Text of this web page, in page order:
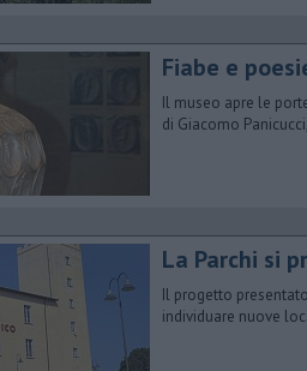
Fiabe e
Il museo apre le
di Giacomo
La Parchi si
Il progetto
individuare nuove